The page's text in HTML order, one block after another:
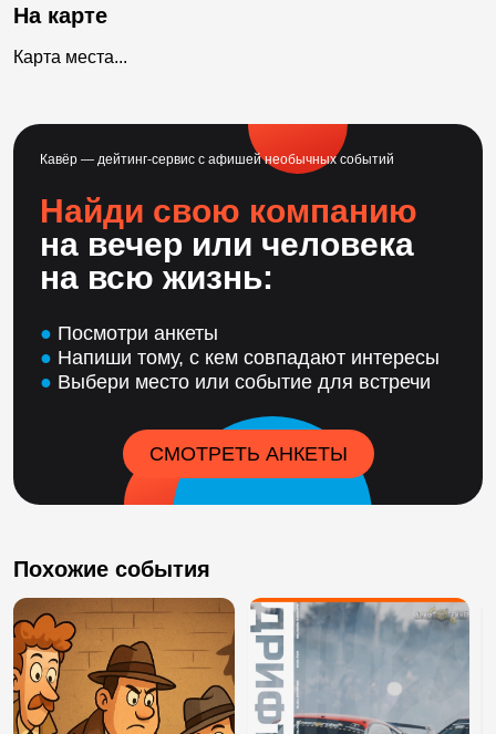
На карте
Карта места...
Кавёр — дейтинг-сервис с афишей необычных событий
Найди свою компанию
на вечер или человека
на всю жизнь:
● Посмотри анкеты
● Напиши тому, с кем совпадают интересы
● Выбери место или событие для встречи
СМОТРЕТЬ АНКЕТЫ
Похожие события